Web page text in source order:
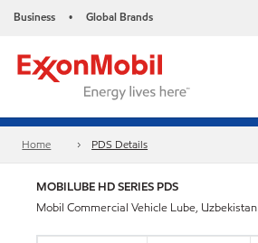
Business • Global Brands
Home PDS Details
MOBILUBE HD SERIES PDS
Mobil Commercial Vehicle Lube, Uzbekistan